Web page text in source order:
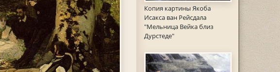
Копия картины Якоба
Исакса ван Рейсдала
"Мельница Вейка близ
Дурстеде"